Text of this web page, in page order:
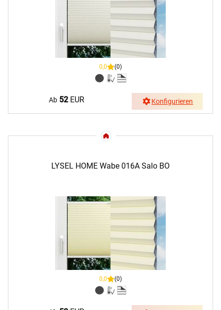
0,0 (0)
Ab 52EUR Konfigurieren
LYSEL HOME Wabe 016A Salo BO
0,0 (0)